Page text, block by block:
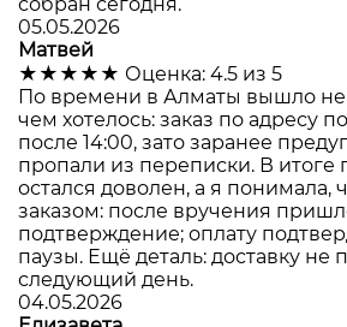
05.05.2026
Матвей
★★★★★ Оценка: 4.5 из 5
По времени в Алматы вышло
чем хотелось: заказ по адресу
после 14:00, зато заранее
пропали из переписки. В итоге
остался доволен, а я понимала,
заказом: после вручения
подтверждение; оплату
паузы. Ещё деталь: доставку не
следующий день.
04.05.2026